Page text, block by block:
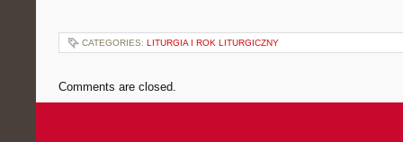
CATEGORIES: LITURGIA I ROK LITURGICZNY
Comments are closed.